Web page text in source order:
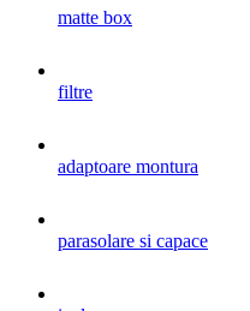
matte box
filtre
adaptoare montura
parasolare si capace